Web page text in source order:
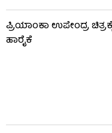
ಪ್ರಿಯಾಂಕಾ ಉಪೇಂದ್ರ
ಹಾರೈಕೆ